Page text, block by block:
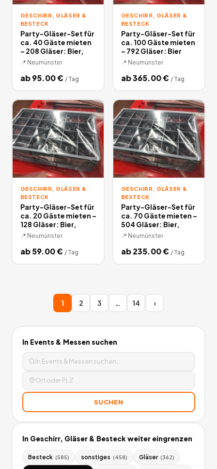
GESCHIRR, GLÄSER &
BESTECK
Party-Gläser-Set für
ca. 40 Gäste mieten
– 208 Gläser: Bier,
📍 Neumünster
ab95.00€ / Tag
GESCHIRR, GLÄSER &
BESTECK
Party-Gläser-Set für
ca. 100 Gäste mieten
– 792 Gläser: Bier
📍 Neumünster
ab365.00€ / Tag
GESCHIRR, GLÄSER &
BESTECK
Party-Gläser-Set für
ca. 20 Gäste mieten –
128 Gläser: Bier,
📍 Neumünster
ab59.00€ / Tag
GESCHIRR, GLÄSER &
BESTECK
Party-Gläser-Set für
ca. 70 Gäste mieten –
504 Gläser: Bier,
📍 Neumünster
ab235.00€ / Tag
1 2 3 … 14 ›
In Events & Messen suchen
SUCHEN
In Geschirr, Gläser & Besteck weiter eingrenzen
Besteck (585) sonstiges (458) Gläser (362)